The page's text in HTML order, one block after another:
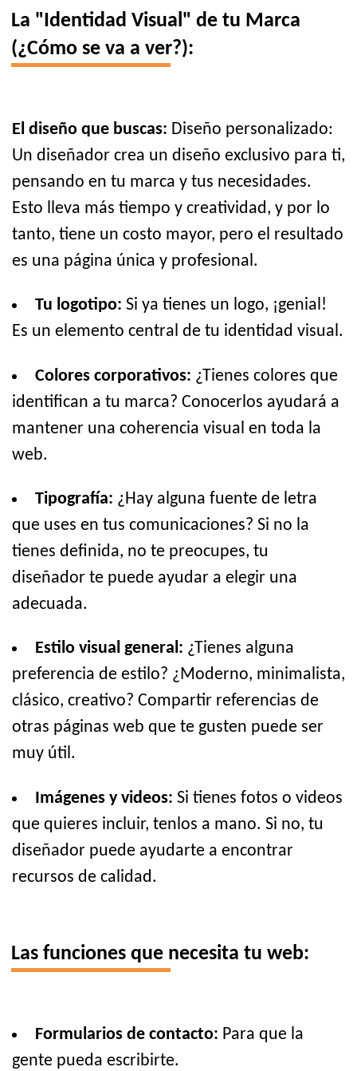
La "Identidad Visual" de tu Marca
(¿Cómo se va a ver?):
El diseño que buscas: Diseño personalizado:
Un diseñador crea un diseño exclusivo para ti,
pensando en tu marca y tus necesidades.
Esto lleva más tiempo y creatividad, y por lo
tanto, tiene un costo mayor, pero el resultado
es una página única y profesional.
Tu logotipo: Si ya tienes un logo, ¡genial!
Es un elemento central de tu identidad visual.
Colores corporativos: ¿Tienes colores que
identifican a tu marca? Conocerlos ayudará a
mantener una coherencia visual en toda la
web.
Tipografía: ¿Hay alguna fuente de letra
que uses en tus comunicaciones? Si no la
tienes definida, no te preocupes, tu
diseñador te puede ayudar a elegir una
adecuada.
Estilo visual general: ¿Tienes alguna
preferencia de estilo? ¿Moderno, minimalista,
clásico, creativo? Compartir referencias de
otras páginas web que te gusten puede ser
muy útil.
Imágenes y videos: Si tienes fotos o videos
que quieres incluir, tenlos a mano. Si no, tu
diseñador puede ayudarte a encontrar
recursos de calidad.
Las funciones que necesita tu web:
Formularios de contacto: Para que la
gente pueda escribirte.